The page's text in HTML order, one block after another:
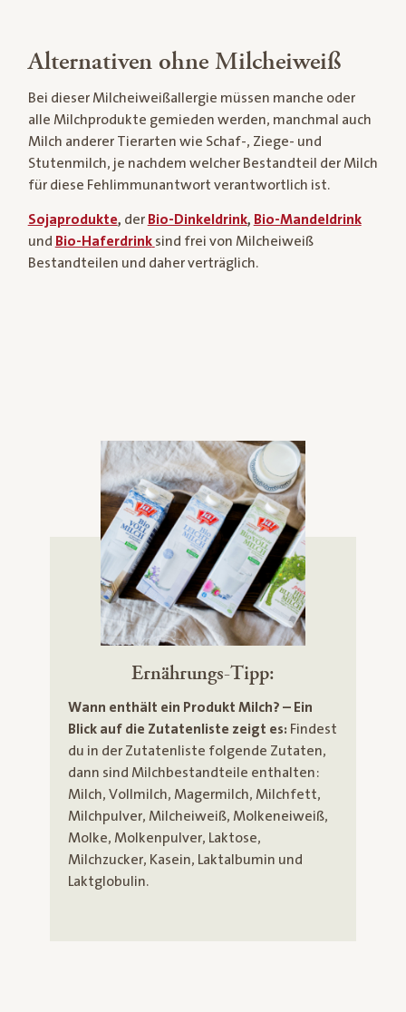
Alternativen ohne Milcheiweiß
Bei dieser Milcheiweißallergie müssen manche oder
alle Milchprodukte gemieden werden, manchmal auch
Milch anderer Tierarten wie Schaf-, Ziege- und
Stutenmilch, je nachdem welcher Bestandteil der Milch
für diese Fehlimmunantwort verantwortlich ist.
Sojaprodukte, der Bio-Dinkeldrink, Bio-Mandeldrink
und Bio-Haferdrink sind frei von Milcheiweiß
Bestandteilen und daher verträglich.
Ernährungs-Tipp:
Wann enthält ein Produkt Milch? – Ein
Blick auf die Zutatenliste zeigt es: Findest
du in der Zutatenliste folgende Zutaten,
dann sind Milchbestandteile enthalten:
Milch, Vollmilch, Magermilch, Milchfett,
Milchpulver, Milcheiweiß, Molkeneiweiß,
Molke, Molkenpulver, Laktose,
Milchzucker, Kasein, Laktalbumin und
Laktglobulin.